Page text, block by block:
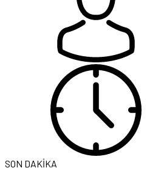
SON DAKİKA